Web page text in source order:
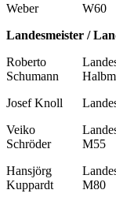
Weber
W60
Landesmeister /
Roberto
Schumann
Josef Knoll
Veiko
Schröder
M55
Hansjörg
Kuppardt
M80